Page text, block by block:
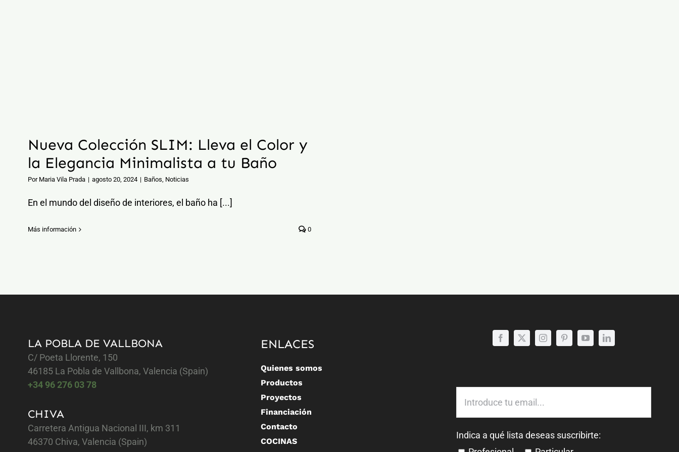
Nueva Colección SLIM: Lleva el Color y
la Elegancia Minimalista a tu Baño
Por Maria Vila Prada | agosto 20, 2024 | Baños, Noticias
En el mundo del diseño de interiores, el baño ha [...]
Más información 0
LA POBLA DE VALLBONA
C/ Poeta Llorente, 150
46185 La Pobla de Vallbona, Valencia (Spain)
+34 96 276 03 78
CHIVA
Carretera Antigua Nacional III, km 311
46370 Chiva, Valencia (Spain)
ENLACES
Quienes somos
Productos
Proyectos
Financiación
Contacto
COCINAS
Indica a qué lista deseas suscribirte: